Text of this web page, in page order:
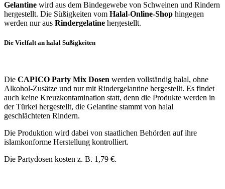
Gelantine wird aus dem Bindegewebe von Schweinen und Rindern
hergestellt. Die Süßigkeiten vom Halal-Online-Shop hingegen
werden nur aus Rindergelatine hergestellt.
Die Vielfalt an halal Süßigkeiten
Die CAPICO Party Mix Dosen werden vollständig halal, ohne
Alkohol-Zusätze und nur mit Rindergelantine hergestellt. Es findet
auch keine Kreuzkontamination statt, denn die Produkte werden in
der Türkei hergestellt, die Gelantine stammt von halal
geschlächteten Rindern.
Die Produktion wird dabei von staatlichen Behörden auf ihre
islamkonforme Herstellung kontrolliert.
Die Partydosen kosten z. B. 1,79 €.